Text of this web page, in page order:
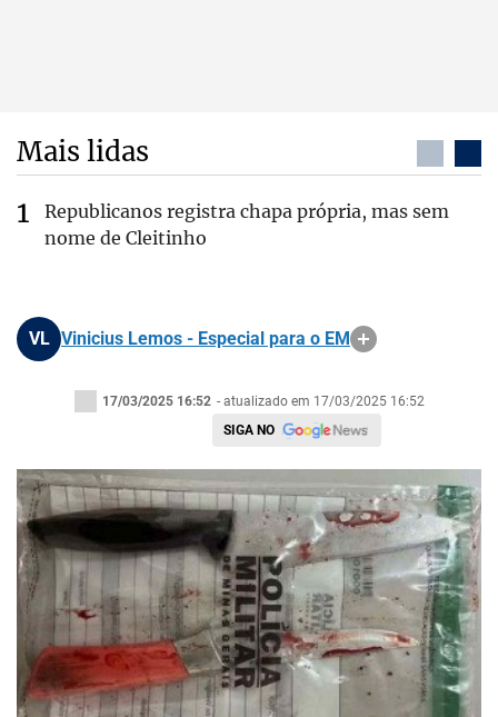
Mais lidas
Republicanos registra chapa própria, mas sem
nome de Cleitinho
VL Vinicius Lemos - Especial para o EM
17/03/2025 16:52 - atualizado em 17/03/2025 16:52
SIGA NO